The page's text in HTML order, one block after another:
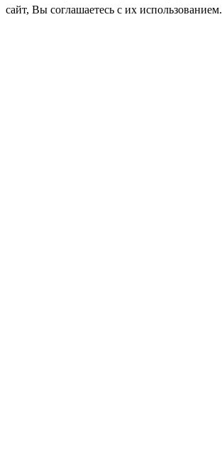
сайт, Вы соглашаетесь с их использованием.